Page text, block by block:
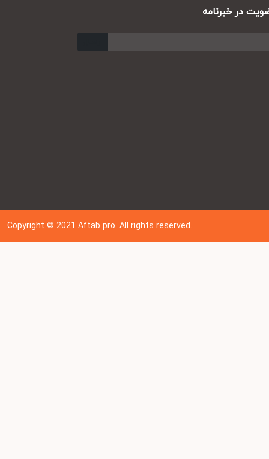
در خبرنامه
Copyright © 202 1Aftab pro. All rights reserved.